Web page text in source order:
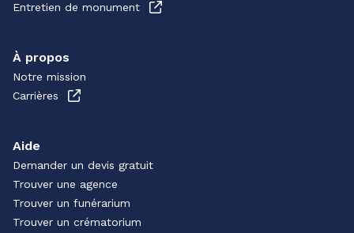
Entretien de monument
À propos
Notre mission
Carrières
Aide
Demander un devis gratuit
Trouver une agence
Trouver un funérarium
Trouver un crématorium